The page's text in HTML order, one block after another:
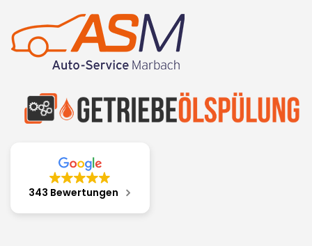
343 Bewertungen